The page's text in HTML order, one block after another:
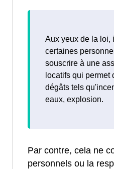
Aux yeux de la loi,
certaines
souscrire à une
locatifs qui permet
dégâts tels
eaux, explosion.
Par contre, cela ne
personnels ou la